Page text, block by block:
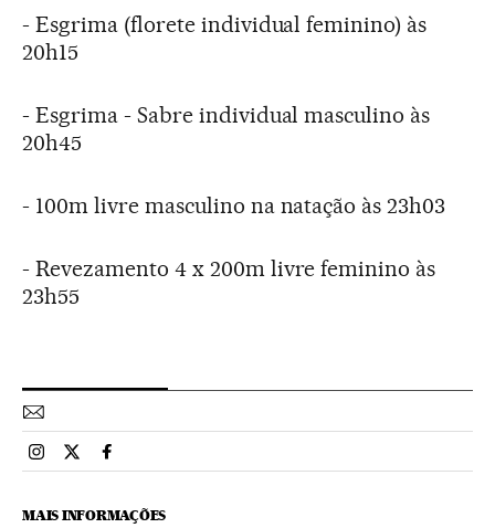
- Esgrima (florete individual feminino) às
20h15
- Esgrima - Sabre individual masculino às
20h45
- 100m livre masculino na natação às 23h03
- Revezamento 4 x 200m livre feminino às
23h55
Esportes El País Brasil en Instagram
Esportes El País Brasil en Twitter
Esportes El País Brasil en Facebook
MAIS INFORMAÇÕES